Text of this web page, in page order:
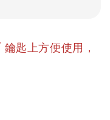
匙上方便使用 ，